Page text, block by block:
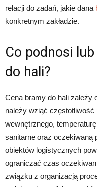
relacji do zadań, jakie dana
konkretnym zakładzie.
Co podnosi
do hali?
Cena bramy do hali zależy
należy wziąć częstotliwość
wewnętrznego,
sanitarne oraz oczekiwaną
obiektów logistycznych
ograniczać czas
związku z organizacją